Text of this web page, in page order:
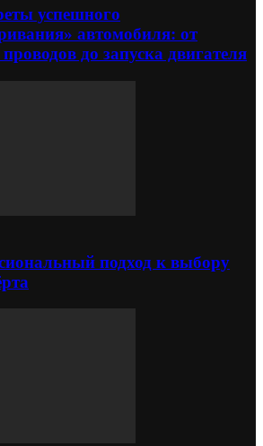
успешного
автомобиля: от
до запуска двигателя
подход к выбору